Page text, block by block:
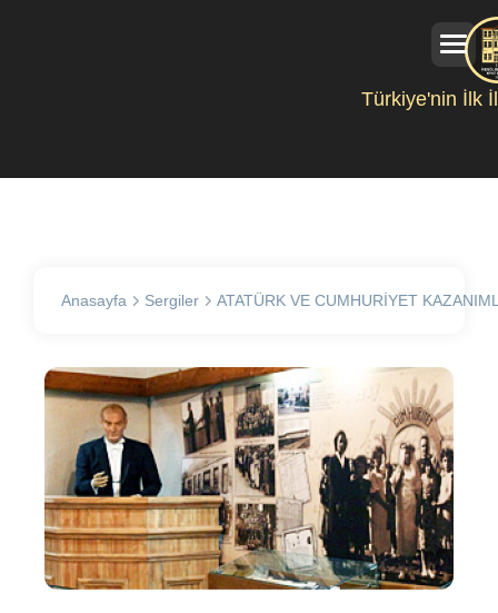
Türkiye'nin İlk
Anasayfa Sergiler ATATÜRK VE CUMHURİYET